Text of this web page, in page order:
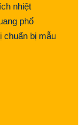
nhiệt
phổ
chuẩn bị mẫu